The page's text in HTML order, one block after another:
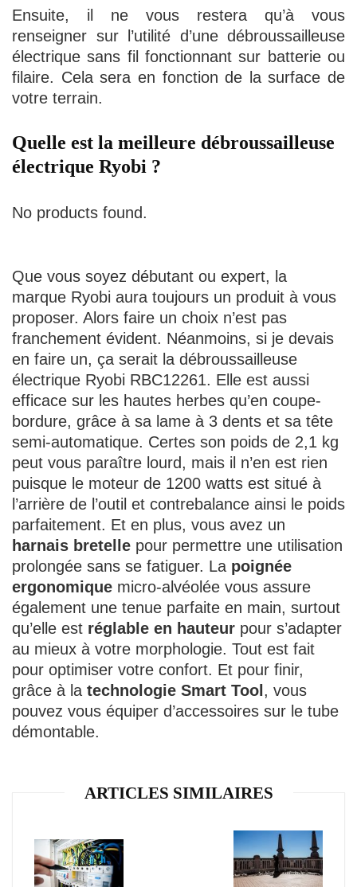
Ensuite, il ne vous restera qu’à vous
renseigner sur l’utilité d’une débroussailleuse
électrique sans fil fonctionnant sur batterie ou
filaire. Cela sera en fonction de la surface de
votre terrain.
Quelle est la meilleure débroussailleuse
électrique Ryobi ?
No products found.
Que vous soyez débutant ou expert, la
marque Ryobi aura toujours un produit à vous
proposer. Alors faire un choix n’est pas
franchement évident. Néanmoins, si je devais
en faire un, ça serait la débroussailleuse
électrique Ryobi RBC12261. Elle est aussi
efficace sur les hautes herbes qu’en coupe-
bordure, grâce à sa lame à 3 dents et sa tête
semi-automatique. Certes son poids de 2,1 kg
peut vous paraître lourd, mais il n’en est rien
puisque le moteur de 1200 watts est situé à
l’arrière de l’outil et contrebalance ainsi le poids
parfaitement. Et en plus, vous avez un
harnais bretelle pour permettre une utilisation
prolongée sans se fatiguer. La poignée
ergonomique micro-alvéolée vous assure
également une tenue parfaite en main, surtout
qu’elle est réglable en hauteur pour s’adapter
au mieux à votre morphologie. Tout est fait
pour optimiser votre confort. Et pour finir,
grâce à la technologie Smart Tool, vous
pouvez vous équiper d’accessoires sur le tube
démontable.
ARTICLES SIMILAIRES